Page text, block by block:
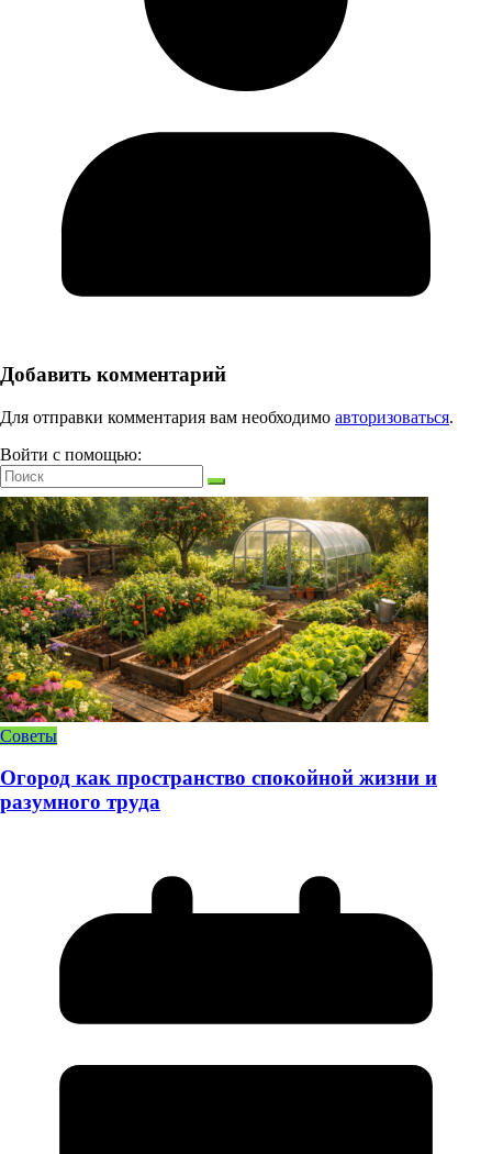
Добавить комментарий
Для отправки комментария вам необходимо авторизоваться.
Войти с помощью:
Советы
Огород как пространство спокойной жизни и
разумного труда